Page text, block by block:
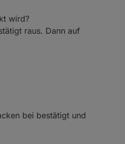
wird?
raus. Dann auf
bei bestätigt und